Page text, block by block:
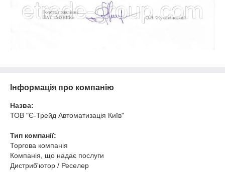
Інформація про компанію
Назва:
ТОВ "Є-Трейд Автоматизація Київ"
Тип компанії:
Торгова компанія
Компанія, що надає послуги
Дистриб'ютор / Реселер